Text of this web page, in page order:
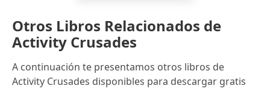
Otros Libros Relacionados de
Activity Crusades
A continuación te presentamos otros libros de
Activity Crusades disponibles para descargar gratis